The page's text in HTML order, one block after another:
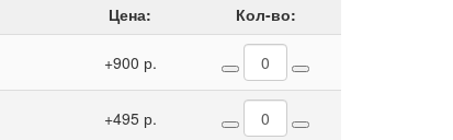
Цена: Кол-во:
+900 р.
+495 р.